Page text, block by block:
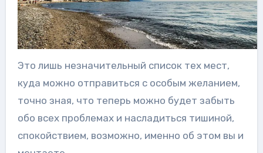
Это лишь незначительный список тех мест,
куда можно отправиться с особым желанием,
точно зная, что теперь можно будет забыть
обо всех проблемах и насладиться тишиной,
спокойствием, возможно, именно об этом вы и